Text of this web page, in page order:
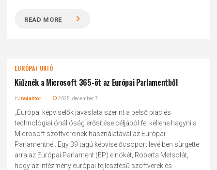
READ MORE
EURÓPAI UNIÓ
Kiűznék a Microsoft 365-öt az Európai Parlamentből
byredaktor 2025. december 7.
„Európai képviselők javaslata szerint a belső piac és
technológiai önállóság erősítése céljából fel kellene hagyni a
Microsoft szoftvereinek használatával az Európai
Parlamentnél. Egy 39 tagú képviselőcsoport levélben sürgette
arra az Európai Parlament (EP) elnökét, Roberta Metsolát,
hogy az intézmény európai fejlesztésű szoftverek és